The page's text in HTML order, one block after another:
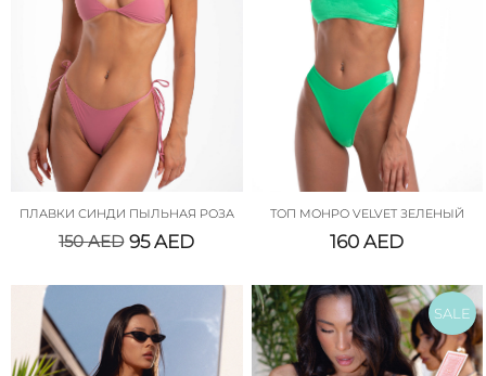
ПЛАВКИ СИНДИ ПЫЛЬНАЯ РОЗА
150AED 95AED
ТОП МОНРО VELVET ЗЕЛЕНЫЙ
160AED
SALE